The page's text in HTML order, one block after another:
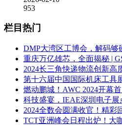
953
栏目热门
DMP大湾区工博会，解码够
重庆万亿雄芯，全面揭秘 |
2024长三角快递物流创新高
第十六届中国国际机床工具
燃动鹏城！AWC 2024开幕
科技盛宴，IEAE深圳电子展
2024全数会圆满收官！精彩
TCT亚洲峰会日程出炉！大